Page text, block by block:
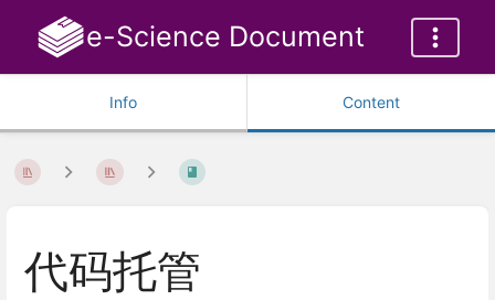
e-Science Document
Info Content
代码托管